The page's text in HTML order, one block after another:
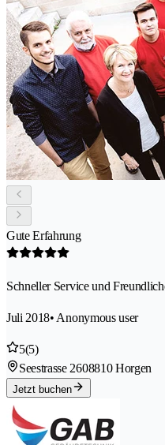
Gute Erfahrung
Schneller Service und
Juli 2018• Anonymous user
5(5)
Seestrasse 2608810 Horgen
Jetzt buchen